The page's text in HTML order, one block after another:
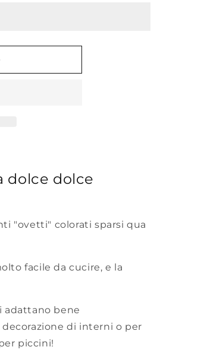
dolce dolce
"ovetti" colorati sparsi qua
facile da cucire, e la
adattano bene
decorazione di interni o per
piccini!